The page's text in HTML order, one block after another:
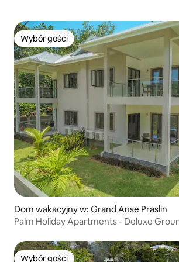
Wybór gości
Wybór gości
Dom wakacyjny w: Grand Anse Praslin
Palm Holiday Apartments - Deluxe
Wybór gości